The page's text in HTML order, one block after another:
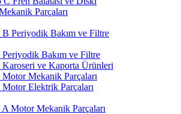
Parçaları
Periyodik Bakım ve Filtre
Bakım ve Filtre
ve Kaporta Ürünleri
Mekanik Parçaları
Elektrik Parçaları
Motor Mekanik Parçaları